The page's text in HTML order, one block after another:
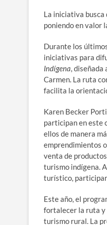
La iniciativa
poniendo en valor
Durante los
iniciativas para
Indígena,
Carmen. La ruta
facilita la
Karen Becker
participan en este
ellos de manera
emprendimientos
venta de
turismo indígena.
turístico,
Este año, el
fortalecer la ruta y
turismo rural. La